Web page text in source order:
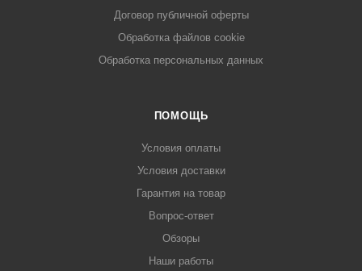
Договор публичной оферты
Обработка файлов cookie
Обработка персональных данных
ПОМОЩЬ
Условия оплаты
Условия доставки
Гарантия на товар
Вопрос-ответ
Обзоры
Наши работы